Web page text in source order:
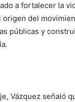
a fortalecer la
origen del
públicas y
Vázquez señaló